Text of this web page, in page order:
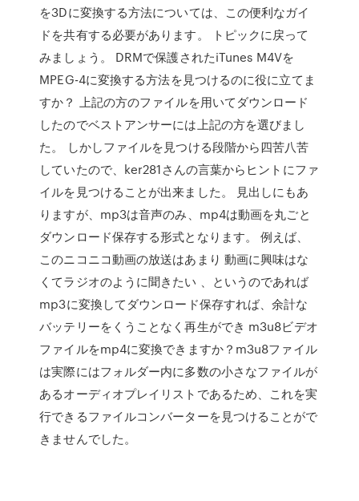
を3Dに変換する方法については、この便利なガイ
ドを共有する必要があります。 トピックに戻って
みましょう。 DRMで保護されたiTunes M4Vを
MPEG-4に変換する方法を見つけるのに役に立てま
すか？ 上記の方のファイルを用いてダウンロード
したのでベストアンサーには上記の方を選びまし
た。 しかしファイルを見つける段階から四苦八苦
していたので、ker281さんの言葉からヒントにファ
イルを見つけることが出来ました。 見出しにもあ
りますが、mp3は音声のみ、mp4は動画を丸ごと
ダウンロード保存する形式となります。 例えば、
このニコニコ動画の放送はあまり 動画に興味はな
くてラジオのように聞きたい 、というのであれば
mp3に変換してダウンロード保存すれば、余計な
バッテリーをくうことなく再生ができ m3u8ビデオ
ファイルをmp4に変換できますか？m3u8ファイル
は実際にはフォルダー内に多数の小さなファイルが
あるオーディオプレイリストであるため、これを実
行できるファイルコンバーターを見つけることがで
きませんでした。